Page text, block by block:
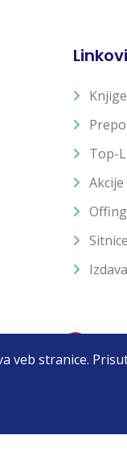
veb stranice.
Linkovi
Knjige
Top-
Akcije
Sitnice